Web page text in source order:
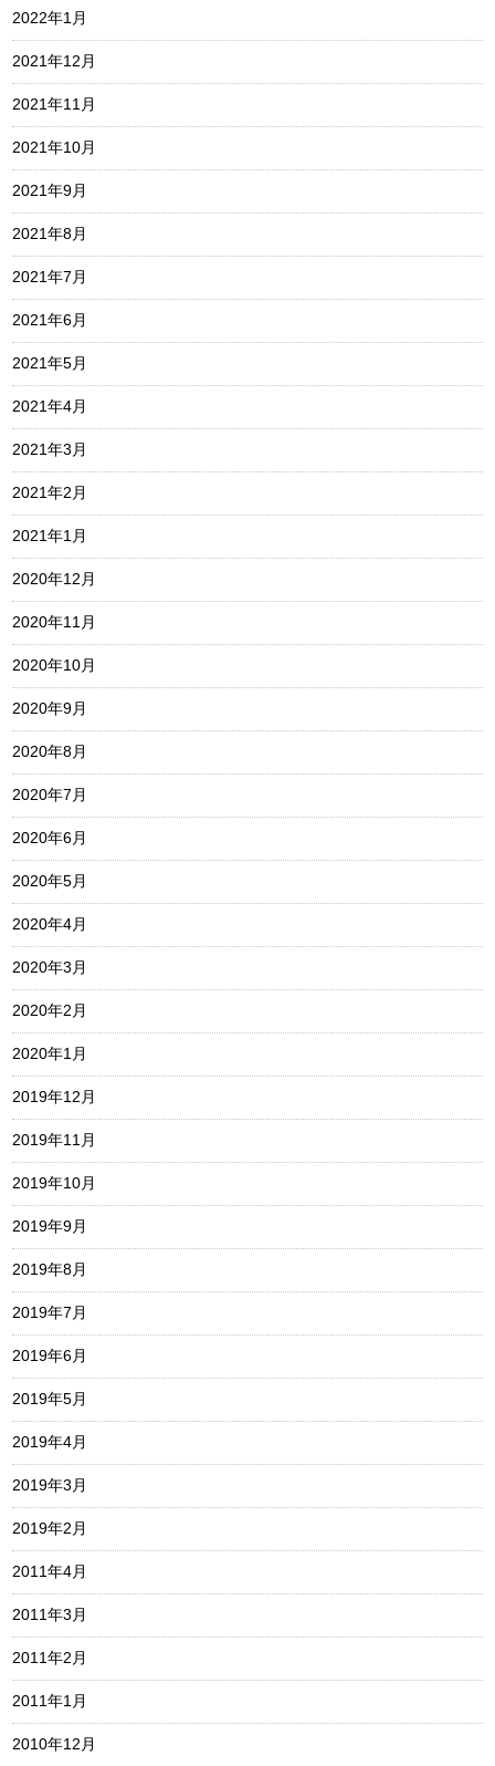
2022年1月
2021年12月
2021年11月
2021年10月
2021年9月
2021年8月
2021年7月
2021年6月
2021年5月
2021年4月
2021年3月
2021年2月
2021年1月
2020年12月
2020年11月
2020年10月
2020年9月
2020年8月
2020年7月
2020年6月
2020年5月
2020年4月
2020年3月
2020年2月
2020年1月
2019年12月
2019年11月
2019年10月
2019年9月
2019年8月
2019年7月
2019年6月
2019年5月
2019年4月
2019年3月
2019年2月
2011年4月
2011年3月
2011年2月
2011年1月
2010年12月